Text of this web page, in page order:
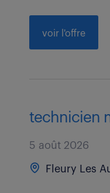
voir l'offre
technicien
5 août 2026
Fleury Les